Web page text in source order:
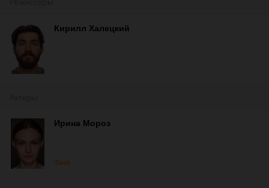
Кирилл Халецкий
Ирина Мороз
Таня